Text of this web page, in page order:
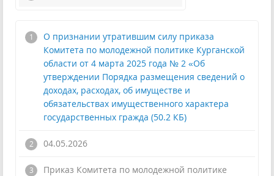
О признании утратившим силу приказа
Комитета по молодежной политике Курганской
области от 4 марта 2025 года № 2 «Об
утверждении Порядка размещения сведений о
доходах, расходах, об имуществе и
обязательствах имущественного характера
государственных гражда (50.2 КБ)
04.05.2026
Приказ Комитета по молодежной политике